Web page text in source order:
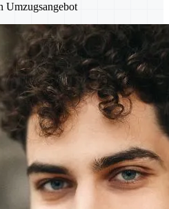
Umzugsangebot